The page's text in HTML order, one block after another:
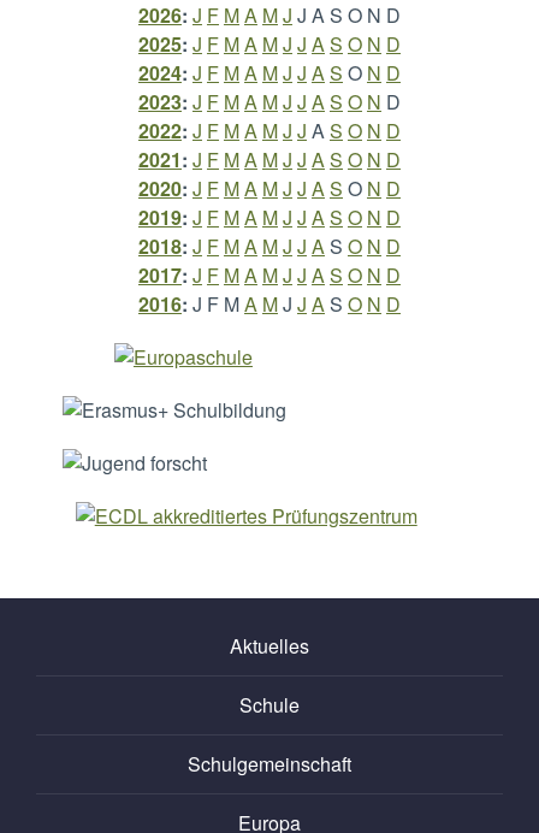
2026: J F MA MJ J AS O N D
2025: J F MA MJ J AS O N D
2024: J F MA MJ J AS O N D
2023: J F MA MJ J AS O N D
2022: J F MA MJ J AS O N D
2021: J F MA MJ J AS O N D
2020: J F MA MJ J AS O N D
2019: J F MA MJ J AS O N D
2018: J F MA MJ J AS O N D
2017: J F MA MJ J AS O N D
2016: J F MA MJ J AS O N D
Aktuelles
Schule
Schulgemeinschaft
Europa